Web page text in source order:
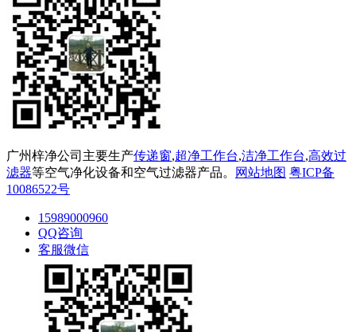
广州梓净公司主要生产传递窗,超净工作台,洁净工作台,高效过
滤器等空气净化设备和空气过滤器产品。 网站地图 粤ICP备
10086522号
15989000960
QQ咨询
客服微信